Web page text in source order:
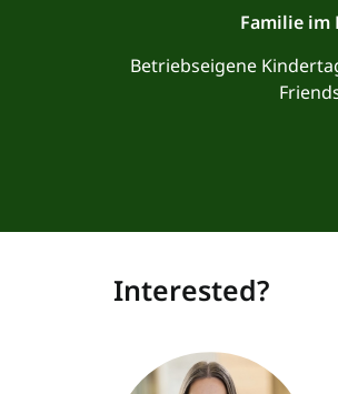
Familie im
Betriebseigene
Interested?